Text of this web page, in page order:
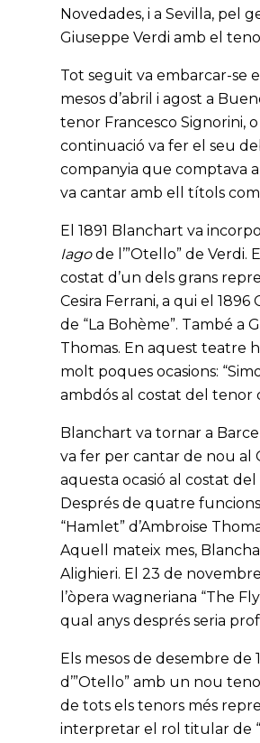
Novedades, i a Sevilla, pel
Giuseppe Verdi amb el
Tot seguit va embarcar-se
mesos d’abril i agost a
tenor Francesco Signorini,
continuació va fer el seu
companyia que comptava
va cantar amb ell títols com
El 1891 Blanchart va
Iagode l’”Otello” de Verdi.
costat d’un dels grans
Cesira Ferrani, a qui el
de “La Bohème”. També a
Thomas. En aquest teatre
molt poques ocasions:
ambdós al costat del tenor
Blanchart va tornar a
va fer per cantar de nou al
aquesta ocasió al costat
Després de quatre
“Hamlet” d’Ambroise
Aquell mateix mes,
Alighieri. El 23 de
l’òpera wagneriana “The
qual anys després seria
Els mesos de desembre
d’”Otello” amb un nou
de tots els tenors més
interpretar el rol titular de